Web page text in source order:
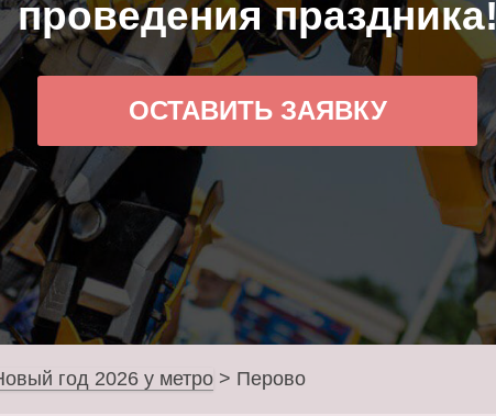
проведения праздника!
ОСТАВИТЬ ЗАЯВКУ
год 2026 у метро > Перово